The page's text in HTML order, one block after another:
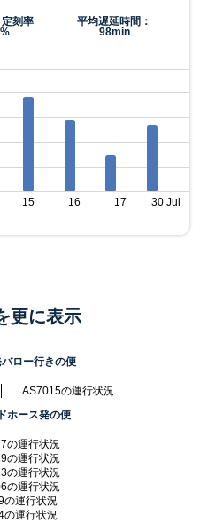
刻率
平均遅延時間：
98min
15 16 17 30 Jul
更に表示
ロー行きの便
AS7015の運行状況
ホース発の便
の運行状況
の運行状況
の運行状況
の運行状況
の運行状況
の運行状況